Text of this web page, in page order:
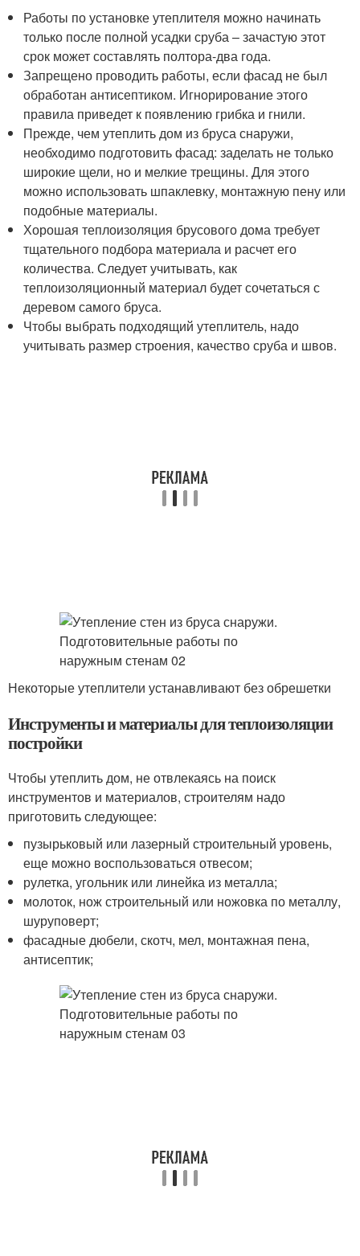
Работы по установке утеплителя можно начинать
только после полной усадки сруба – зачастую этот
срок может составлять полтора-два года.
Запрещено проводить работы, если фасад не был
обработан антисептиком. Игнорирование этого
правила приведет к появлению грибка и гнили.
Прежде, чем утеплить дом из бруса снаружи,
необходимо подготовить фасад: заделать не только
широкие щели, но и мелкие трещины. Для этого
можно использовать шпаклевку, монтажную пену или
подобные материалы.
Хорошая теплоизоляция брусового дома требует
тщательного подбора материала и расчет его
количества. Следует учитывать, как
теплоизоляционный материал будет сочетаться с
деревом самого бруса.
Чтобы выбрать подходящий утеплитель, надо
учитывать размер строения, качество сруба и швов.
Некоторые утеплители устанавливают без обрешетки
Инструменты и материалы для теплоизоляции
постройки
Чтобы утеплить дом, не отвлекаясь на поиск
инструментов и материалов, строителям надо
приготовить следующее:
пузырьковый или лазерный строительный уровень,
еще можно воспользоваться отвесом;
рулетка, угольник или линейка из металла;
молоток, нож строительный или ножовка по металлу,
шуруповерт;
фасадные дюбели, скотч, мел, монтажная пена,
антисептик;